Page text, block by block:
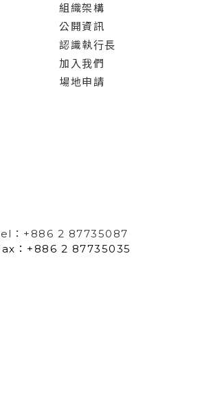
組織架構
公開資訊
認識執行長
加入我們
場地申請
：+886 2 87735087
：+886 2 87735035